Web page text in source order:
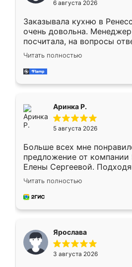
мебели буду заказывать
6 августа 2026
Заказывала кухню в
очень довольна.
посчитала, на вопросы
Замерщик приехал в
делу со всей
за день, ребята работали
Читать полностью
Аринка Р.
5 августа 2026
Больше всех мне
предложение от компании
Елены Сергеевой.
короткие сроки
для замера сотрудник
предложил по моему
Читать полностью
Ярослава
3 августа 2026